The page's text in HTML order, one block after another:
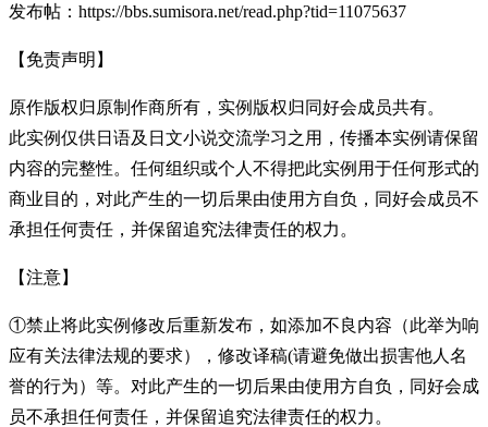
发布帖：https://bbs.sumisora.net/read.php?tid=11075637
【免责声明】
原作版权归原制作商所有，实例版权归同好会成员共有。
此实例仅供日语及日文小说交流学习之用，传播本实例请保留
内容的完整性。任何组织或个人不得把此实例用于任何形式的
商业目的，对此产生的一切后果由使用方自负，同好会成员不
承担任何责任，并保留追究法律责任的权力。
【注意】
①禁止将此实例修改后重新发布，如添加不良内容（此举为响
应有关法律法规的要求），修改译稿(请避免做出损害他人名
誉的行为）等。对此产生的一切后果由使用方自负，同好会成
员不承担任何责任，并保留追究法律责任的权力。